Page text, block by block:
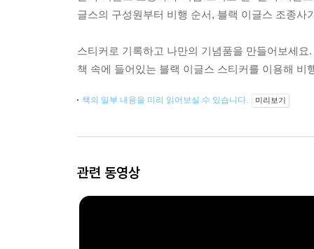
글스의 구성원부터 비행 순서, 블랙 이글스 조종사
스티커로 기록하고 나만의 기념품을 만들어보세요.
책 속에 들어있는 블랙 이글스 스티커를 이용해
책의 일부 내용을 미리 읽어보실 수 있습니다. 미리보기
관련 동영상